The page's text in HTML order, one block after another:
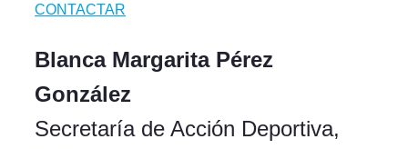
CONTACTAR
Blanca Margarita Pérez
González
Secretaría de Acción Deportiva,